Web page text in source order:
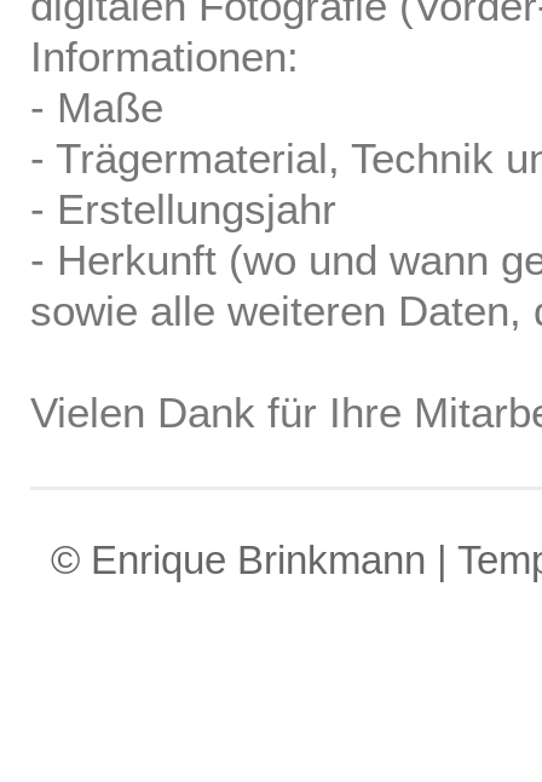
Informationen:
- Maße
- Trägermaterial, Technik
- Erstellungsjahr
- Herkunft (wo und wann
sowie alle weiteren
Vielen Dank für Ihre
© Enrique Brinkmann |